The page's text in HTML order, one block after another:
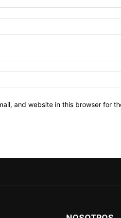
and website in this browser for